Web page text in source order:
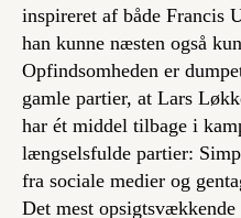
inspireret af både Francis
han kunne næsten også
Opfindsomheden er
gamle partier, at Lars
har ét middel tilbage i
længselsfulde partier:
fra sociale medier og
Det mest opsigtsvækkende